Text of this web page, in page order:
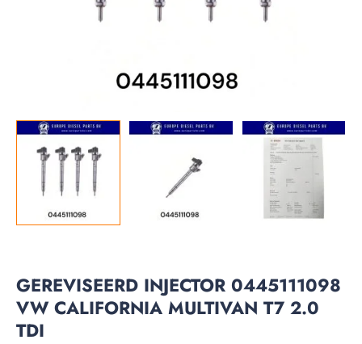
GEREVISEERD INJECTOR 0445111098
VW CALIFORNIA MULTIVAN T7 2.0
TDI